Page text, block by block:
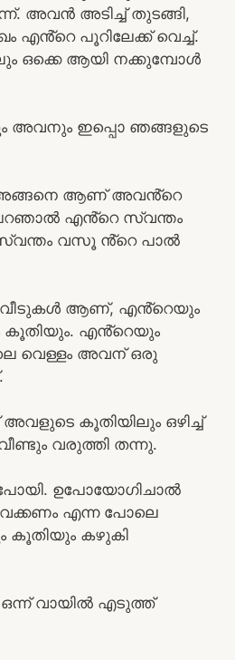
അവൻ അടിച്ച് തുടങ്ങി,
പൂറിലേക്ക് വെച്ച്.
ഒക്കെ ആയി നക്കുമ്പോൾ
അവനും ഇപ്പൊ ഞങ്ങളുടെ
ആണ് അവൻ്റെ
എൻ്റെ സ്വന്തം
വസൂ ൻ്റെ പാൽ
വീടുകൾ ആണ്, എൻ്റെയും
എൻ്റെയും
വെള്ളം അവന് ഒരു
അവളുടെ കൂതിയിലും ഒഴിച്ച്
വരുത്തി തന്നു.
ഉപോയോഗിചാൽ
എന്ന പോലെ
കൂതിയും കഴുകി
വായിൽ എടുത്ത്